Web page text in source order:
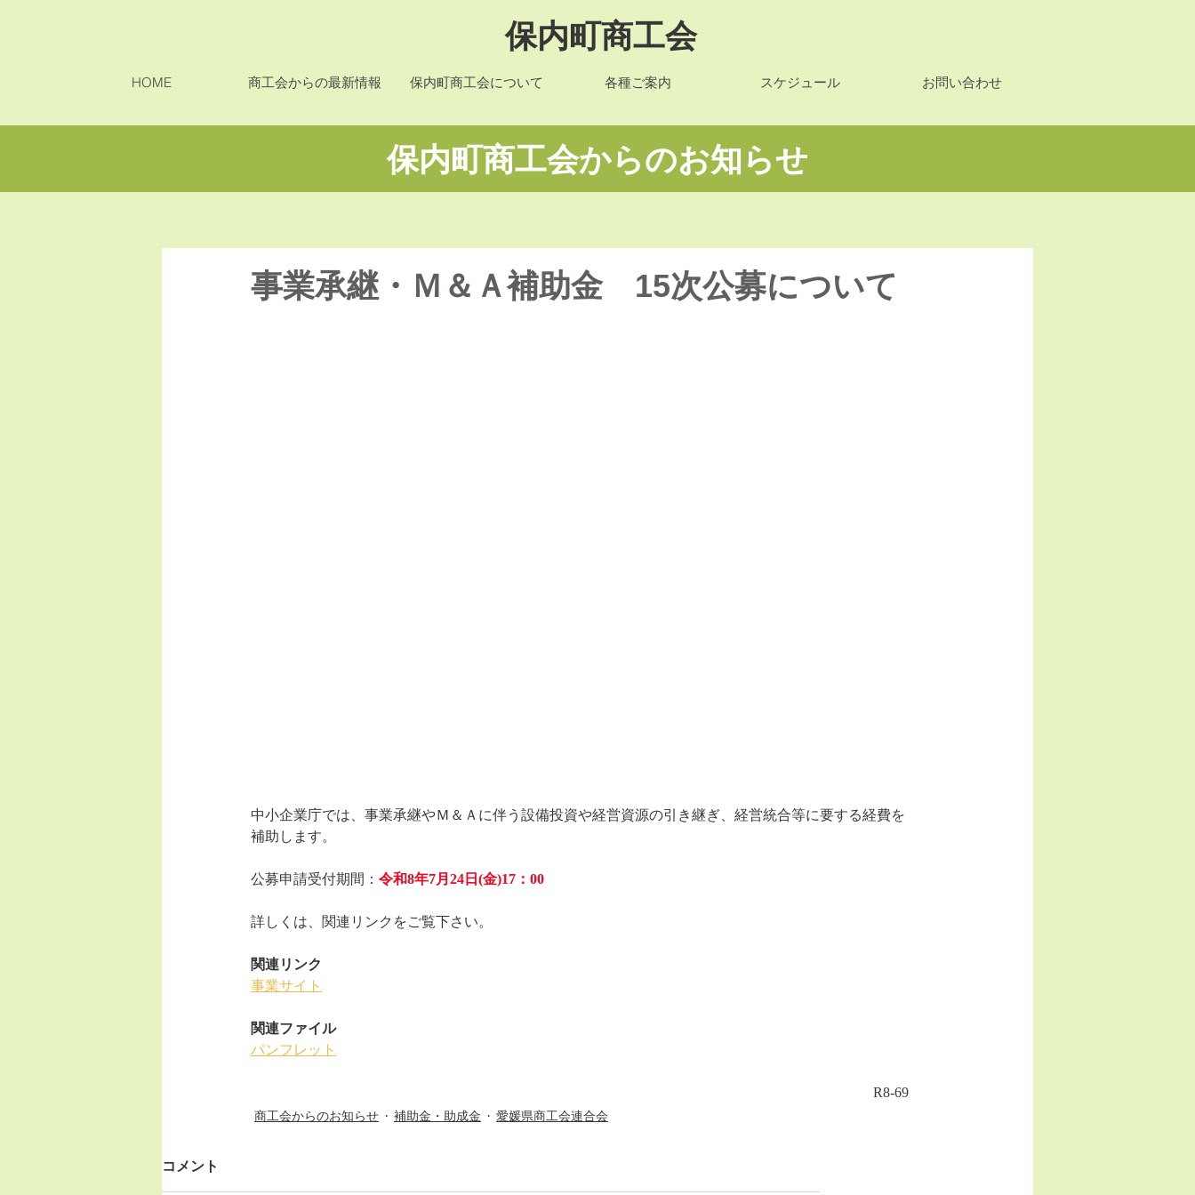
保内町商工会
HOME 商工会からの最新情報 保内町商工会について 各種ご案内 スケジュール お問い合わせ
​保内町商工会からのお知らせ
事業承継・Ｍ＆Ａ補助金 15次公募について
中小企業庁では、事業承継やＭ＆Ａに伴う設備投資や経営資源の引き継ぎ、経営統合等に要する経費を
補助します。
公募申請受付期間： 令和8年7月24日(金)17：00
詳しくは、関連リンクをご覧下さい。
関連リンク
事業サイト
関連ファイル
パンフレット
R8-69
商工会からのお知らせ 補助金・助成金 愛媛県商工会連合会
コメント